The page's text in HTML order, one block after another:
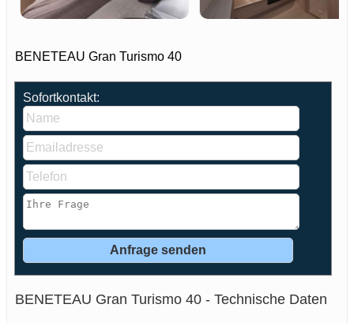
BENETEAU Gran Turismo 40
Sofortkontakt:
BENETEAU Gran Turismo 40 - Technische Daten